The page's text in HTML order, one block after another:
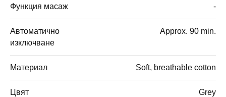
Функция масаж -
Автоматично
изключване
Approx. 90 min.
Материал Soft, breathable cotton
Цвят Grey